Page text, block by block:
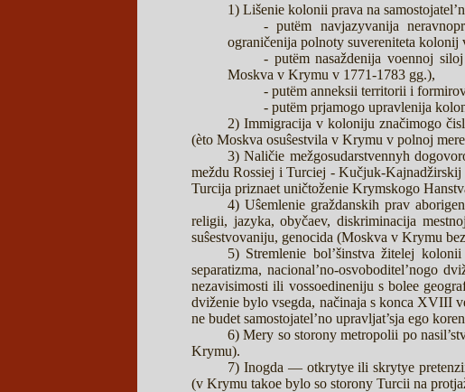
1) Lišenie kolonii prava na
- putëm navjazyvanija
ograničenija polnoty suvereniteta kolonij
- putëm nasaždenija voennoj
Moskva v Krymu v 1771-1783 gg.),
- putëm anneksii territorii i
- putëm prjamogo upravlenija
2) Immigracija v koloniju značimogo
(èto Moskva osuŝestvila v Krymu v polnoj
3) Naličie mežgosudarstvennyh
meždu Rossiej i Turciej - Kučjuk-
Turcija priznaet uničtoženie Krymskogo
4) Uŝemlenie graždanskih prav
religii, jazyka, obyčaev, diskriminacija
suŝestvovaniju, genocida (Moskva v Krymu
5) Stremlenie bol’šinstva žitelej
separatizma, nacional’no-osvoboditel’nogo
nezavisimosti ili vossoedineniju s bolee
dviženie bylo vsegda, načinaja s konca XVIII
ne budet samostojatel’no upravljat’sja ego
6) Mery so storony metropolii po
Krymu).
7) Inogda — otkrytye ili skrytye
(v Krymu takoe bylo so storony Turcii na